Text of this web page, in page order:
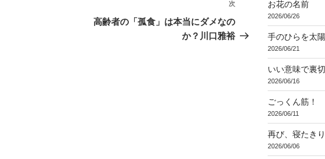
次
の
投
次
高齢者の「孤食」は本当にダメなの
か？川口雅裕
お花の名前
2026/06/26
手のひらを太
2026/06/21
いい意味で裏
2026/06/16
ごっくん筋！
2026/06/11
再び、寝たき
2026/06/06